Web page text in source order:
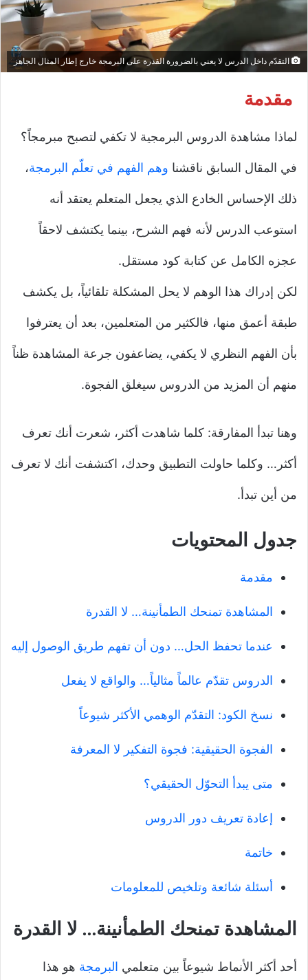
التقدّم داخل الدرس لا يعني بالضرورة القدرة على البرمجة خارج إطار المثال الجاهز
مقدمة
لماذا مشاهدة الدروس البرمجية لا تكفي لتصبح مبرمجاً؟
في المقال السابق ناقشنا وهم الفهم في تعلّم البرمجة،
ذلك الإحساس الخادع الذي يجعل المتعلم يعتقد أنه
استوعب الدرس لأنه فهم الشرح، بينما يكتشف لاحقاً
عجزه الكامل عن كتابة كود مستقل.
لكن إدراك هذا الوهم لا يحل المشكلة تلقائياً، بل يكشف
طبقة أعمق منها، فالكثير من المتعلمين، بعد أن يعترفوا
بأن الفهم النظري لا يكفي، يضاعفون جرعة المشاهدة ظناً
منهم أن المزيد من الدروس سيغلق الفجوة.
وهنا تبدأ المفارقة: كلما شاهدت أكثر، شعرت أنك تعرف
أكثر… وكلما حاولت التطبيق وحدك، اكتشفت أنك لا تعرف
من أين تبدأ.
جدول المحتويات
مقدمة
المشاهدة تمنحك الطمأنينة… لا القدرة
عندما تحفظ الحل… دون أن تفهم طريق الوصول إليه
الدروس تقدّم عالماً مثالياً… والواقع لا يفعل
نسخ الكود: التقدّم الوهمي الأكثر شيوعاً
الفجوة الحقيقية: فجوة التفكير لا المعرفة
متى يبدأ التحوّل الحقيقي؟
إعادة تعريف دور الدروس
خاتمة
أسئلة شائعة وتلخيص للمعلومات
المشاهدة تمنحك الطمأنينة… لا القدرة
أحد أكثر الأنماط شيوعاً بين متعلمي البرمجة هو هذا